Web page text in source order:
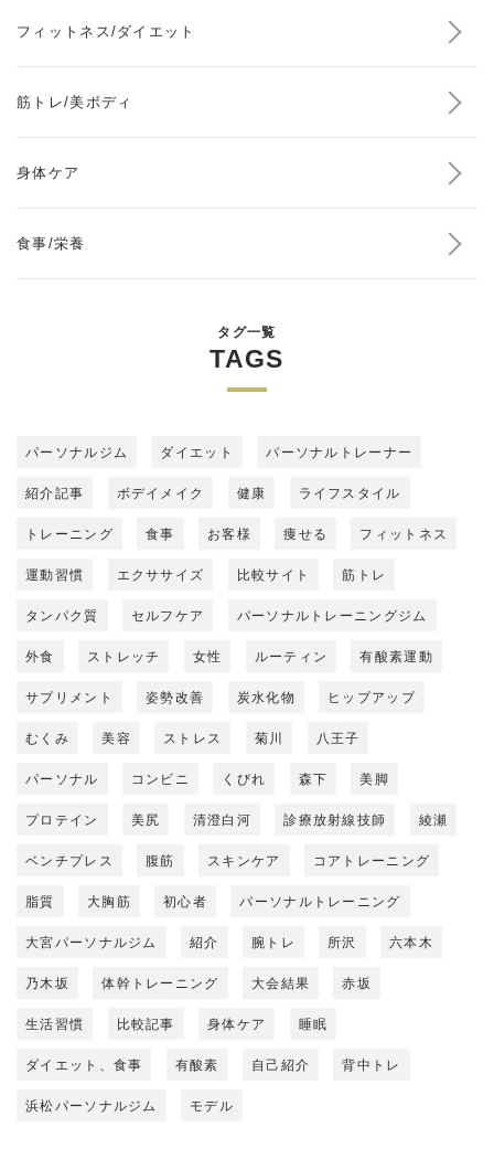
フィットネス/ダイエット
筋トレ/美ボディ
身体ケア
食事/栄養
タグ一覧
TAGS
パーソナルジム ダイエット パーソナルトレーナー
紹介記事 ボデイメイク 健康 ライフスタイル
トレーニング 食事 お客様 痩せる フィットネス
運動習慣 エクササイズ 比較サイト 筋トレ
タンパク質 セルフケア パーソナルトレーニングジム
外食 ストレッチ 女性 ルーティン 有酸素運動
サプリメント 姿勢改善 炭水化物 ヒップアップ
むくみ 美容 ストレス 菊川 八王子
パーソナル コンビニ くびれ 森下 美脚
プロテイン 美尻 清澄白河 診療放射線技師 綾瀬
ベンチプレス 腹筋 スキンケア コアトレーニング
脂質 大胸筋 初心者 パーソナルトレーニング
大宮パーソナルジム 紹介 腕トレ 所沢 六本木
乃木坂 体幹トレーニング 大会結果 赤坂
生活習慣 比較記事 身体ケア 睡眠
ダイエット、食事 有酸素 自己紹介 背中トレ
浜松パーソナルジム モデル